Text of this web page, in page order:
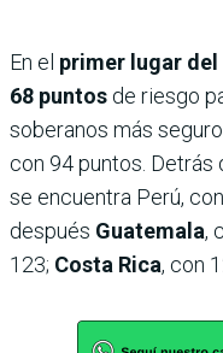
En el primer lugar del
68 puntos de riesgo
soberanos más
con 94 puntos. Detrás
se encuentra Perú,
después Guatemala,
123; Costa Rica, con